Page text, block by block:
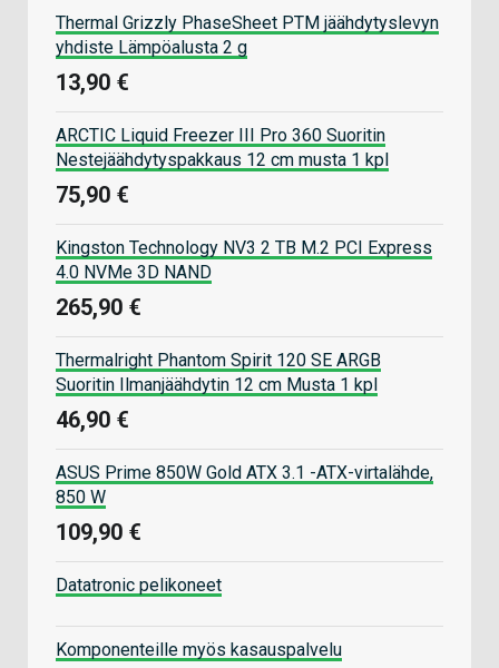
Thermal Grizzly PhaseSheet PTM jäähdytyslevyn
yhdiste Lämpöalusta 2 g
13,90 €
ARCTIC Liquid Freezer III Pro 360 Suoritin
Nestejäähdytyspakkaus 12 cm musta 1 kpl
75,90 €
Kingston Technology NV3 2 TB M.2 PCI Express
4.0 NVMe 3D NAND
265,90 €
Thermalright Phantom Spirit 120 SE ARGB
Suoritin Ilmanjäähdytin 12 cm Musta 1 kpl
46,90 €
ASUS Prime 850W Gold ATX 3.1 -ATX-virtalähde,
850 W
109,90 €
Datatronic pelikoneet
Komponenteille myös kasauspalvelu